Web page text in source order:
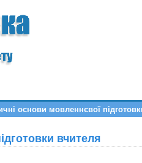
основи мовленнєвої
вчителя